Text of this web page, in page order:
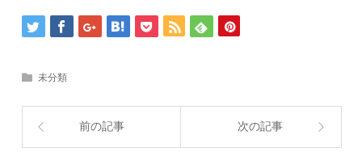
未分類
前の記事 次の記事